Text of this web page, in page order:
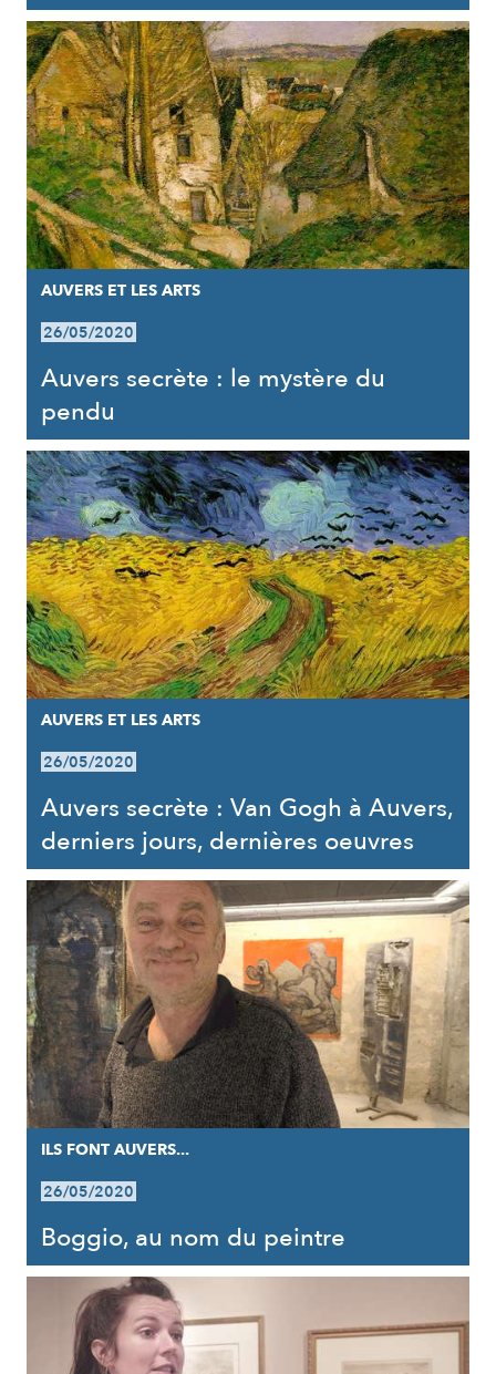
AUVERS ET LES ARTS
26/05/2020
Auvers secrète : le mystère du
pendu
AUVERS ET LES ARTS
26/05/2020
Auvers secrète : Van Gogh à Auvers,
derniers jours, dernières oeuvres
ILS FONT AUVERS...
26/05/2020
Boggio, au nom du peintre